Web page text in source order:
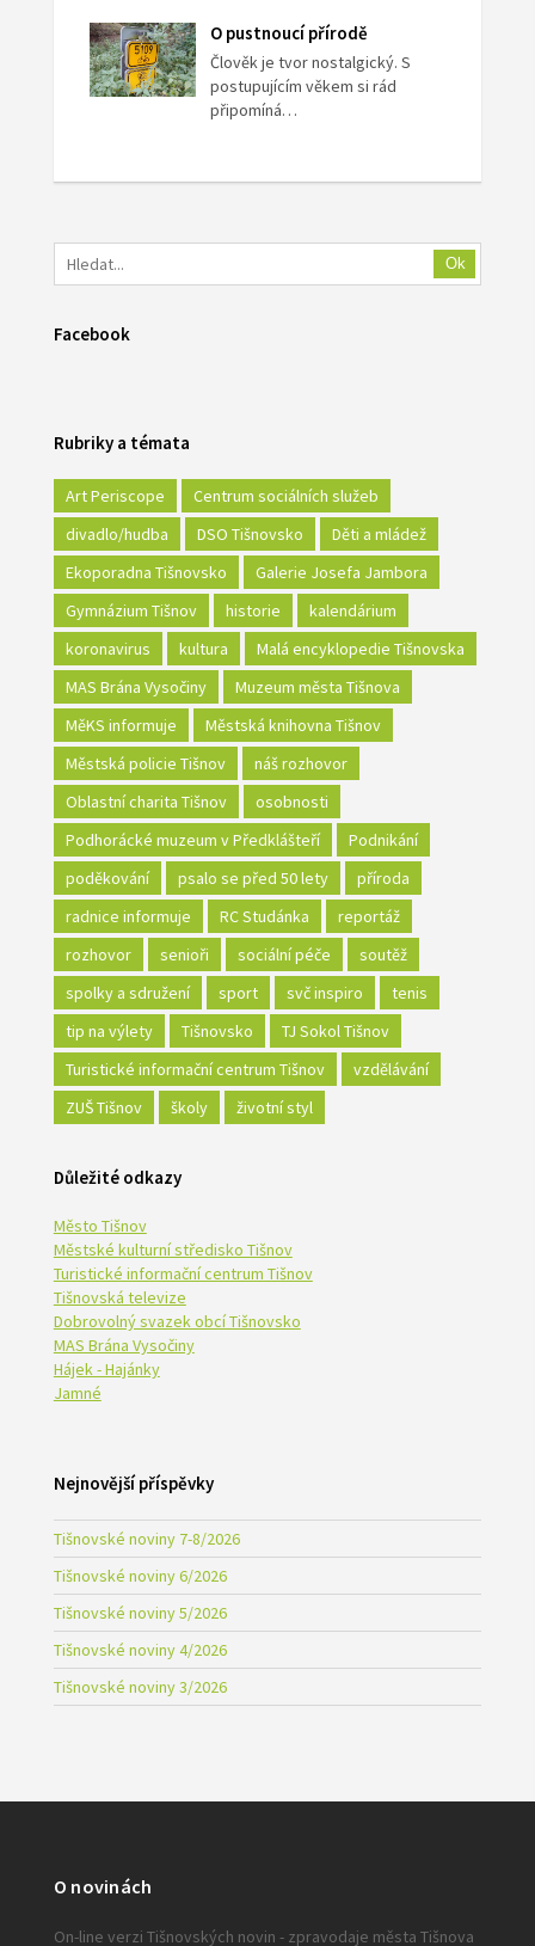
O pustnoucí přírodě
Člověk je tvor nostalgický. S
postupujícím věkem si rád
připomíná…
Ok
Facebook
Rubriky a témata
Art Periscope
Centrum sociálních služeb
divadlo/hudba
DSO Tišnovsko
Děti a mládež
Ekoporadna Tišnovsko
Galerie Josefa Jambora
Gymnázium Tišnov
historie
kalendárium
koronavirus
kultura
Malá encyklopedie Tišnovska
MAS Brána Vysočiny
Muzeum města Tišnova
MěKS informuje
Městská knihovna Tišnov
Městská policie Tišnov
náš rozhovor
Oblastní charita Tišnov
osobnosti
Podhorácké muzeum v Předklášteří
Podnikání
poděkování
psalo se před 50 lety
příroda
radnice informuje
RC Studánka
reportáž
rozhovor
senioři sociální péče
soutěž
spolky a sdružení
sport svč inspiro
tenis
tip na výlety
Tišnovsko
TJ Sokol Tišnov
Turistické informační centrum Tišnov
vzdělávání
ZUŠ Tišnov
školy životní styl
Důležité odkazy
Město Tišnov
Městské kulturní středisko Tišnov
Turistické informační centrum Tišnov
Tišnovská televize
Dobrovolný svazek obcí Tišnovsko
MAS Brána Vysočiny
Hájek - Hajánky
Jamné
Nejnovější příspěvky
Tišnovské noviny 7-8/2026
Tišnovské noviny 6/2026
Tišnovské noviny 5/2026
Tišnovské noviny 4/2026
Tišnovské noviny 3/2026
O novinách
On-line verzi Tišnovských novin - zpravodaje města Tišnova